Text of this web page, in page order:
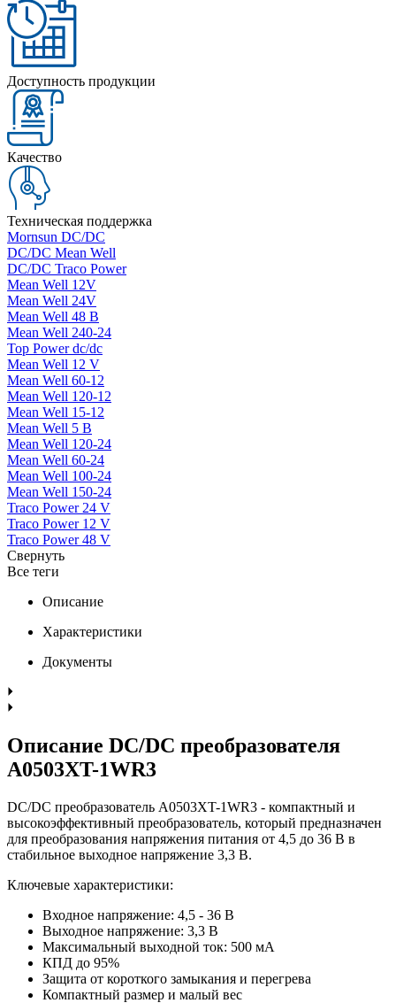
Доступность продукции
Качество
Техническая поддержка
Mornsun DC/DC
DC/DC Mean Well
DC/DC Traco Power
Mean Well 12V
Mean Well 24V
Mean Well 48 В
Mean Well 240-24
Top Power dc/dc
Mean Well 12 V
Mean Well 60-12
Mean Well 120-12
Mean Well 15-12
Mean Well 5 В
Mean Well 120-24
Mean Well 60-24
Mean Well 100-24
Mean Well 150-24
Traco Power 24 V
Traco Power 12 V
Traco Power 48 V
Свернуть
Все теги
Описание
Характеристики
Документы
Описание DC/DC преобразователя
A0503XT-1WR3
DC/DC преобразователь A0503XT-1WR3 - компактный и
высокоэффективный преобразователь, который предназначен
для преобразования напряжения питания от 4,5 до 36 В в
стабильное выходное напряжение 3,3 В.
Ключевые характеристики:
Входное напряжение: 4,5 - 36 В
Выходное напряжение: 3,3 В
Максимальный выходной ток: 500 мА
КПД до 95%
Защита от короткого замыкания и перегрева
Компактный размер и малый вес